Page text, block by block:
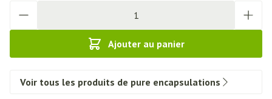
Ajouter au panier
Voir tous les produits de pure encapsulations